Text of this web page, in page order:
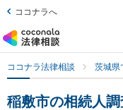
ココナラへ
ココナラ法律相談 茨城県
稲敷市の相続人